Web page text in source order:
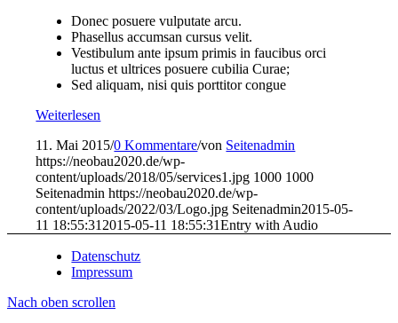
Donec posuere vulputate arcu.
Phasellus accumsan cursus velit.
Vestibulum ante ipsum primis in faucibus orci
luctus et ultrices posuere cubilia Curae;
Sed aliquam, nisi quis porttitor congue
Weiterlesen
11. Mai 2015/0 Kommentare/von Seitenadmin
https://neobau2020.de/wp-
content/uploads/2018/05/services1.jpg 1000 1000
Seitenadmin https://neobau2020.de/wp-
content/uploads/2022/03/Logo.jpg Seitenadmin2015-05-
11 18:55:31 2015-05-11 18:55:31Entry with Audio
Datenschutz
Impressum
Nach oben scrollen